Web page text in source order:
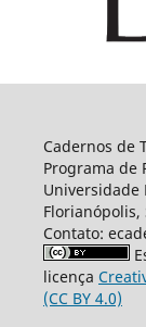
Cadernos de
Programa de
Universidade
Florianópolis,
Contato:
licença
(CC BY 4.0)